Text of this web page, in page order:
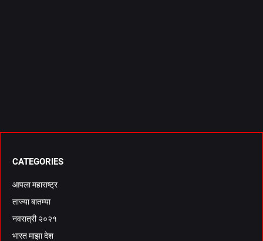
CATEGORIES
आपला महाराष्ट्र
ताज्या बातम्या
नवरात्री २०२१
भारत माझा देश